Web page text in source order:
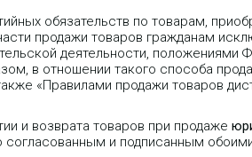
обязательств по товарам,
продажи товаров гражданам
деятельности, положениями
в отношении такого способа
«Правилами продажи товаров
и возврата товаров при продаже
согласованным и подписанным